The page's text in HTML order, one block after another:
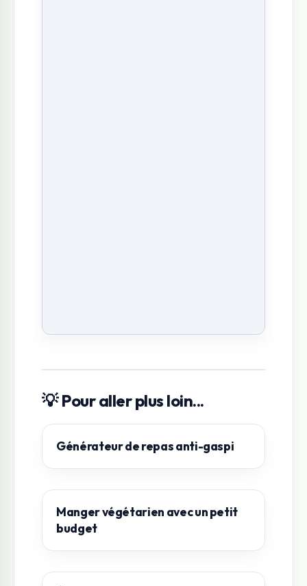
💡 Pour aller plus loin...
Générateur de repas anti-gaspi
Manger végétarien avec un petit
budget